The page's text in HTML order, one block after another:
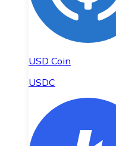
USD Coin
USDC